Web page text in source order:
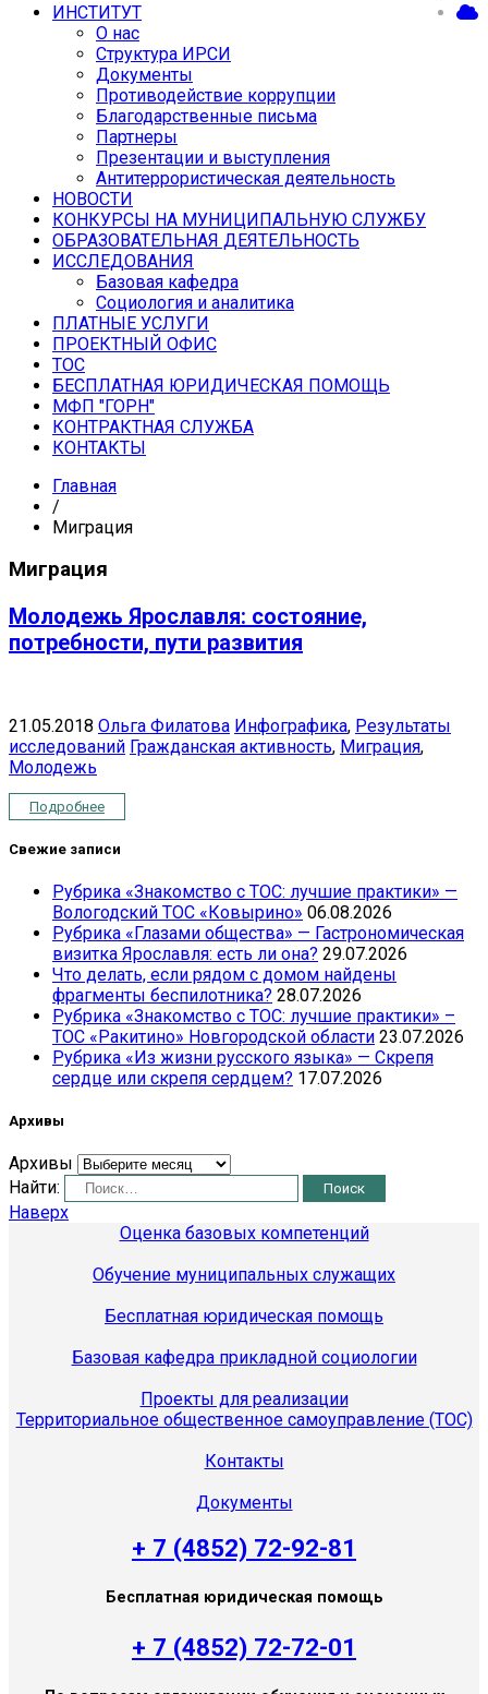
ИНСТИТУТ
О нас
Структура ИРСИ
Документы
Противодействие коррупции
Благодарственные письма
Партнеры
Презентации и выступления
Антитеррористическая деятельность
НОВОСТИ
КОНКУРСЫ НА МУНИЦИПАЛЬНУЮ СЛУЖБУ
ОБРАЗОВАТЕЛЬНАЯ ДЕЯТЕЛЬНОСТЬ
ИССЛЕДОВАНИЯ
Базовая кафедра
Социология и аналитика
ПЛАТНЫЕ УСЛУГИ
ПРОЕКТНЫЙ ОФИС
ТОС
БЕСПЛАТНАЯ ЮРИДИЧЕСКАЯ ПОМОЩЬ
МФП "ГОРН"
КОНТРАКТНАЯ СЛУЖБА
КОНТАКТЫ
Главная
/
Миграция
Миграция
Молодежь Ярославля: состояние,
потребности, пути развития
21.05.2018 Ольга Филатова Инфографика, Результаты
исследований Гражданская активность, Миграция,
Молодежь
Подробнее
Свежие записи
Рубрика «Знакомство с ТОС: лучшие практики» —
Вологодский ТОС «Ковырино» 06.08.2026
Рубрика «Глазами общества» — Гастрономическая
визитка Ярославля: есть ли она? 29.07.2026
Что делать, если рядом с домом найдены
фрагменты беспилотника? 28.07.2026
Рубрика «Знакомство с ТОС: лучшие практики» –
ТОС «Ракитино» Новгородской области 23.07.2026
Рубрика «Из жизни русского языка» — Скрепя
сердце или скрепя сердцем? 17.07.2026
Архивы
Архивы
Найти:
Наверх
Оценка базовых компетенций
Обучение муниципальных служащих
Бесплатная юридическая помощь
Базовая кафедра прикладной социологии
Проекты для реализации
Территориальное общественное самоуправление (ТОС)
Контакты
Документы
+ 7 (4852) 72-92-81
Бесплатная юридическая помощь
+ 7 (4852) 72-72-01